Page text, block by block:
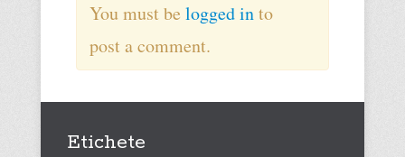
You must be logged into
post a comment.
Etichete